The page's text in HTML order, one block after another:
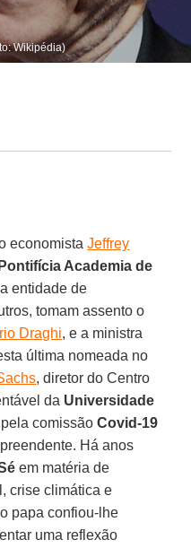
Wikipédia)
economistaJeffrey
Pontifícia Academia de
entidade de
tomam assento o
Draghi, e a ministra
última nomeada no
, diretor do Centro
da Universidade
comissãoCovid-19
Há anos
em matéria de
crise climática e
papa confiou-lhe
uma reflexão